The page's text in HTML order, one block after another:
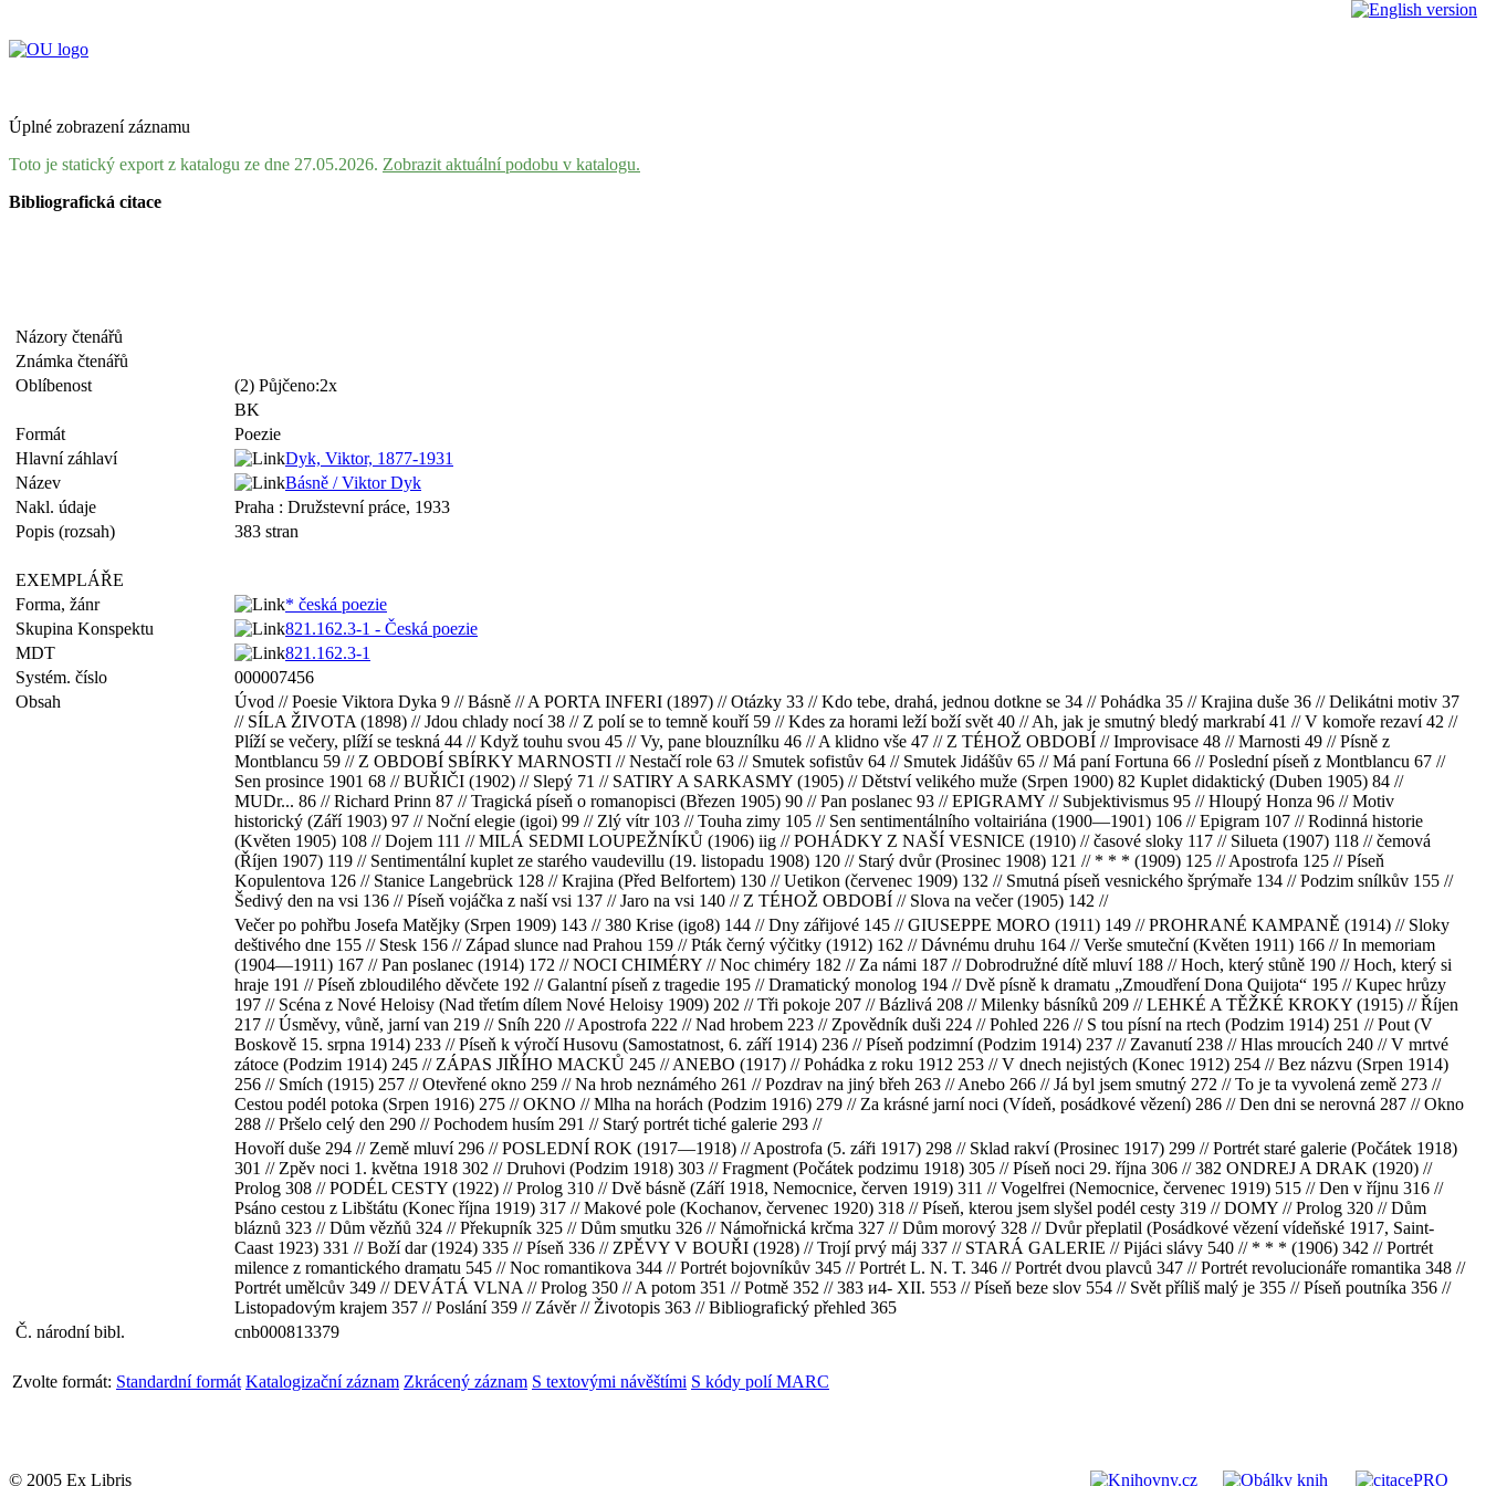
Úplné zobrazení záznamu
Toto je statický export z katalogu ze dne 27.05.2026. Zobrazit aktuální podobu v katalogu.
Bibliografická citace
Názory čtenářů
Známka čtenářů
Oblíbenost
(2) Půjčeno:2x
BK
Formát
Poezie
Hlavní záhlaví
Dyk, Viktor, 1877-1931
Název
Básně / Viktor Dyk
Nakl. údaje
Praha : Družstevní práce, 1933
Popis (rozsah)
383 stran
EXEMPLÁŘE
Forma, žánr
* česká poezie
Skupina Konspektu
821.162.3-1 - Česká poezie
MDT
821.162.3-1
Systém. číslo
000007456
Obsah
Úvod // Poesie Viktora Dyka 9 // Básně // A PORTA INFERI (1897) // Otázky 33 // Kdo tebe, drahá, jednou dotkne se 34 // Pohádka 35 // Krajina duše 36 // Delikátni motiv 37
// SÍLA ŽIVOTA (1898) // Jdou chlady nocí 38 // Z polí se to temně kouří 59 // Kdes za horami leží boží svět 40 // Ah, jak je smutný bledý markrabí 41 // V komoře rezaví 42 //
Plíží se večery, plíží se teskná 44 // Když touhu svou 45 // Vy, pane blouznílku 46 // A klidno vše 47 // Z TÉHOŽ OBDOBÍ // Improvisace 48 // Marnosti 49 // Písně z
Montblancu 59 // Z OBDOBÍ SBÍRKY MARNOSTI // Nestačí role 63 // Smutek sofistův 64 // Smutek Jidášův 65 // Má paní Fortuna 66 // Poslední píseň z Montblancu 67 //
Sen prosince 1901 68 // BUŘIČI (1902) // Slepý 71 // SATIRY A SARKASMY (1905) // Dětství velikého muže (Srpen 1900) 82 Kuplet didaktický (Duben 1905) 84 //
MUDr... 86 // Richard Prinn 87 // Tragická píseň o romanopisci (Březen 1905) 90 // Pan poslanec 93 // EPIGRAMY // Subjektivismus 95 // Hloupý Honza 96 // Motiv
historický (Září 1903) 97 // Noční elegie (igoi) 99 // Zlý vítr 103 // Touha zimy 105 // Sen sentimentálního voltairiána (1900—1901) 106 // Epigram 107 // Rodinná historie
(Květen 1905) 108 // Dojem 111 // MILÁ SEDMI LOUPEŽNÍKŮ (1906) iig // POHÁDKY Z NAŠÍ VESNICE (1910) // časové sloky 117 // Silueta (1907) 118 // čemová
(Říjen 1907) 119 // Sentimentální kuplet ze starého vaudevillu (19. listopadu 1908) 120 // Starý dvůr (Prosinec 1908) 121 // * * * (1909) 125 // Apostrofa 125 // Píseň
Kopulentova 126 // Stanice Langebrück 128 // Krajina (Před Belfortem) 130 // Uetikon (červenec 1909) 132 // Smutná píseň vesnického šprýmaře 134 // Podzim snílkův 155 //
Šedivý den na vsi 136 // Píseň vojáčka z naší vsi 137 // Jaro na vsi 140 // Z TÉHOŽ OBDOBÍ // Slova na večer (1905) 142 //
Večer po pohřbu Josefa Matějky (Srpen 1909) 143 // 380 Krise (igo8) 144 // Dny zářijové 145 // GIUSEPPE MORO (1911) 149 // PROHRANÉ KAMPANĚ (1914) // Sloky
deštivého dne 155 // Stesk 156 // Západ slunce nad Prahou 159 // Pták černý výčitky (1912) 162 // Dávnému druhu 164 // Verše smuteční (Květen 1911) 166 // In memoriam
(1904—1911) 167 // Pan poslanec (1914) 172 // NOCI CHIMÉRY // Noc chiméry 182 // Za námi 187 // Dobrodružné dítě mluví 188 // Hoch, který stůně 190 // Hoch, který si
hraje 191 // Píseň zbloudilého děvčete 192 // Galantní píseň z tragedie 195 // Dramatický monolog 194 // Dvě písně k dramatu „Zmoudření Dona Quijota“ 195 // Kupec hrůzy
197 // Scéna z Nové Heloisy (Nad třetím dílem Nové Heloisy 1909) 202 // Tři pokoje 207 // Bázlivá 208 // Milenky básníků 209 // LEHKÉ A TĚŽKÉ KROKY (1915) // Říjen
217 // Úsměvy, vůně, jarní van 219 // Sníh 220 // Apostrofa 222 // Nad hrobem 223 // Zpovědník duši 224 // Pohled 226 // S tou písní na rtech (Podzim 1914) 251 // Pout (V
Boskově 15. srpna 1914) 233 // Píseň k výročí Husovu (Samostatnost, 6. září 1914) 236 // Píseň podzimní (Podzim 1914) 237 // Zavanutí 238 // Hlas mroucích 240 // V mrtvé
zátoce (Podzim 1914) 245 // ZÁPAS JIŘÍHO MACKŮ 245 // ANEBO (1917) // Pohádka z roku 1912 253 // V dnech nejistých (Konec 1912) 254 // Bez názvu (Srpen 1914)
256 // Smích (1915) 257 // Otevřené okno 259 // Na hrob neznámého 261 // Pozdrav na jiný břeh 263 // Anebo 266 // Já byl jsem smutný 272 // To je ta vyvolená země 273 //
Cestou podél potoka (Srpen 1916) 275 // OKNO // Mlha na horách (Podzim 1916) 279 // Za krásné jarní noci (Vídeň, posádkové vězení) 286 // Den dni se nerovná 287 // Okno
288 // Pršelo celý den 290 // Pochodem husím 291 // Starý portrét tiché galerie 293 //
Hovoří duše 294 // Země mluví 296 // POSLEDNÍ ROK (1917—1918) // Apostrofa (5. záři 1917) 298 // Sklad rakví (Prosinec 1917) 299 // Portrét staré galerie (Počátek 1918)
301 // Zpěv noci 1. května 1918 302 // Druhovi (Podzim 1918) 303 // Fragment (Počátek podzimu 1918) 305 // Píseň noci 29. října 306 // 382 ONDREJ A DRAK (1920) //
Prolog 308 // PODÉL CESTY (1922) // Prolog 310 // Dvě básně (Září 1918, Nemocnice, červen 1919) 311 // Vogelfrei (Nemocnice, červenec 1919) 515 // Den v říjnu 316 //
Psáno cestou z Libštátu (Konec října 1919) 317 // Makové pole (Kochanov, červenec 1920) 318 // Píseň, kterou jsem slyšel podél cesty 319 // DOMY // Prolog 320 // Dům
bláznů 323 // Dům vězňů 324 // Překupník 325 // Dům smutku 326 // Námořnická krčma 327 // Dům morový 328 // Dvůr přeplatil (Posádkové vězení vídeňské 1917, Saint-
Caast 1923) 331 // Boží dar (1924) 335 // Píseň 336 // ZPĚVY V BOUŘI (1928) // Trojí prvý máj 337 // STARÁ GALERIE // Pijáci slávy 540 // * * * (1906) 342 // Portrét
milence z romantického dramatu 545 // Noc romantikova 344 // Portrét bojovníkův 345 // Portrét L. N. T. 346 // Portrét dvou plavců 347 // Portrét revolucionáře romantika 348 //
Portrét umělcův 349 // DEVÁTÁ VLNA // Prolog 350 // A potom 351 // Potmě 352 // 383 и4- XII. 553 // Píseň beze slov 554 // Svět příliš malý je 355 // Píseň poutníka 356 //
Listopadovým krajem 357 // Poslání 359 // Závěr // Životopis 363 // Bibliografický přehled 365
Č. národní bibl.
cnb000813379
Zvolte formát: Standardní formát Katalogizační záznam Zkrácený záznam S textovými návěštími S kódy polí MARC
© 2005 Ex Libris